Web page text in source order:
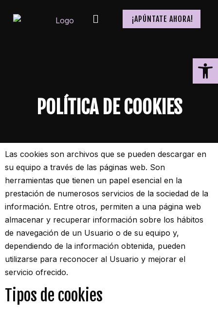
¡APÚNTATE AHORA!
POLÍTICA DE COOKIES
Las cookies son archivos que se pueden descargar en
su equipo a través de las páginas web. Son
herramientas que tienen un papel esencial en la
prestación de numerosos servicios de la sociedad de la
información. Entre otros, permiten a una página web
almacenar y recuperar información sobre los hábitos
de navegación de un Usuario o de su equipo y,
dependiendo de la información obtenida, pueden
utilizarse para reconocer al Usuario y mejorar el
servicio ofrecido.
Tipos de cookies